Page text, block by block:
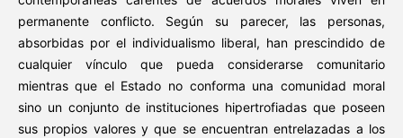
permanente conflicto. Según su parecer, las personas,
absorbidas por el individualismo liberal, han prescindido de
cualquier vínculo que pueda considerarse comunitario
mientras que el Estado no conforma una comunidad moral
sino un conjunto de instituciones hipertrofiadas que poseen
sus propios valores y que se encuentran entrelazadas a los